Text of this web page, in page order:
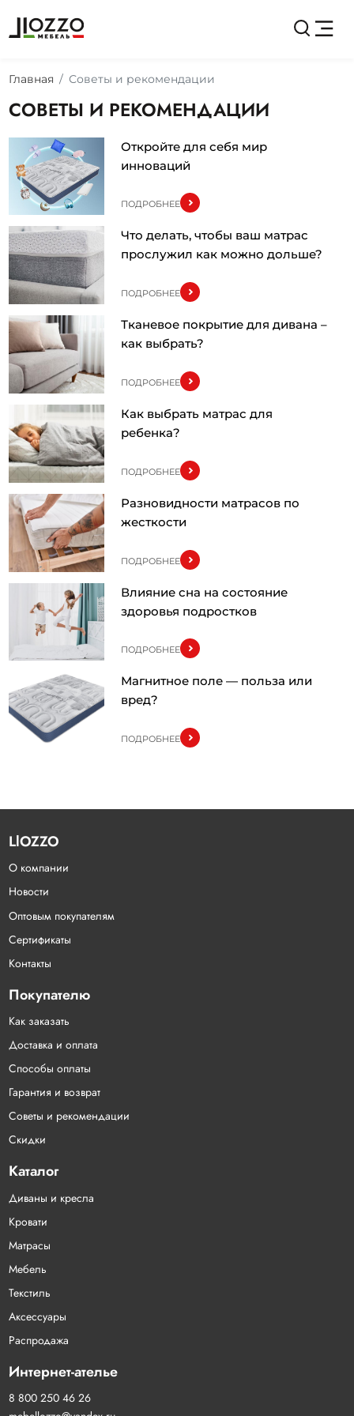
Главная Советы и рекомендации
СОВЕТЫ И РЕКОМЕНДАЦИИ
Откройте для себя мир
инноваций
ПОДРОБНЕЕ
Что делать, чтобы ваш матрас
прослужил как можно дольше?
ПОДРОБНЕЕ
Тканевое покрытие для дивана –
как выбрать?
ПОДРОБНЕЕ
Как выбрать матрас для
ребенка?
ПОДРОБНЕЕ
Разновидности матрасов по
жесткости
ПОДРОБНЕЕ
Влияние сна на состояние
здоровья подростков
ПОДРОБНЕЕ
Магнитное поле — польза или
вред?
ПОДРОБНЕЕ
LlOZZO
О компании
Новости
Оптовым покупателям
Сертификаты
Контакты
Покупателю
Как заказать
Доставка и оплата
Способы оплаты
Гарантия и возврат
Советы и рекомендации
Скидки
Каталог
Диваны и кресла
Кровати
Матрасы
Мебель
Текстиль
Аксессуары
Распродажа
Интернет-ателье
8 800 250 46 26